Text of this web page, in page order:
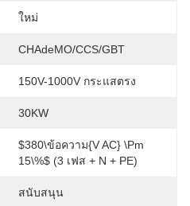
ใหม่
CHAdeMO/CCS/GBT
150V-1000V กระแสตรง
30KW
$380\ข้อความ{V AC} \pm
15\%$ (3 เฟส + N + PE)
สนับสนุน